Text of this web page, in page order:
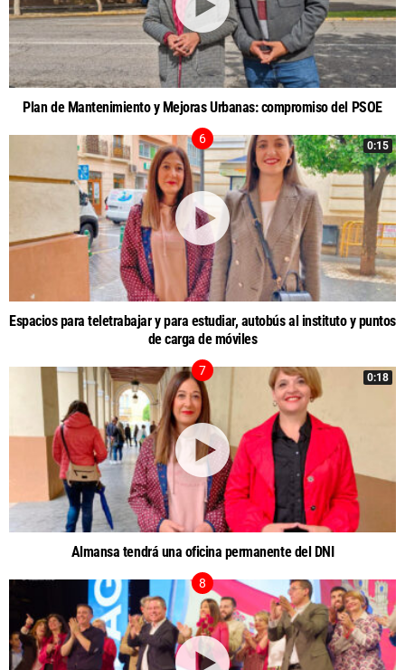
Plan de Mantenimiento y Mejoras Urbanas: compromiso del PSOE
0:15
Espacios para teletrabajar y para estudiar, autobús al instituto y puntos
de carga de móviles
0:18
Almansa tendrá una oficina permanente del DNI